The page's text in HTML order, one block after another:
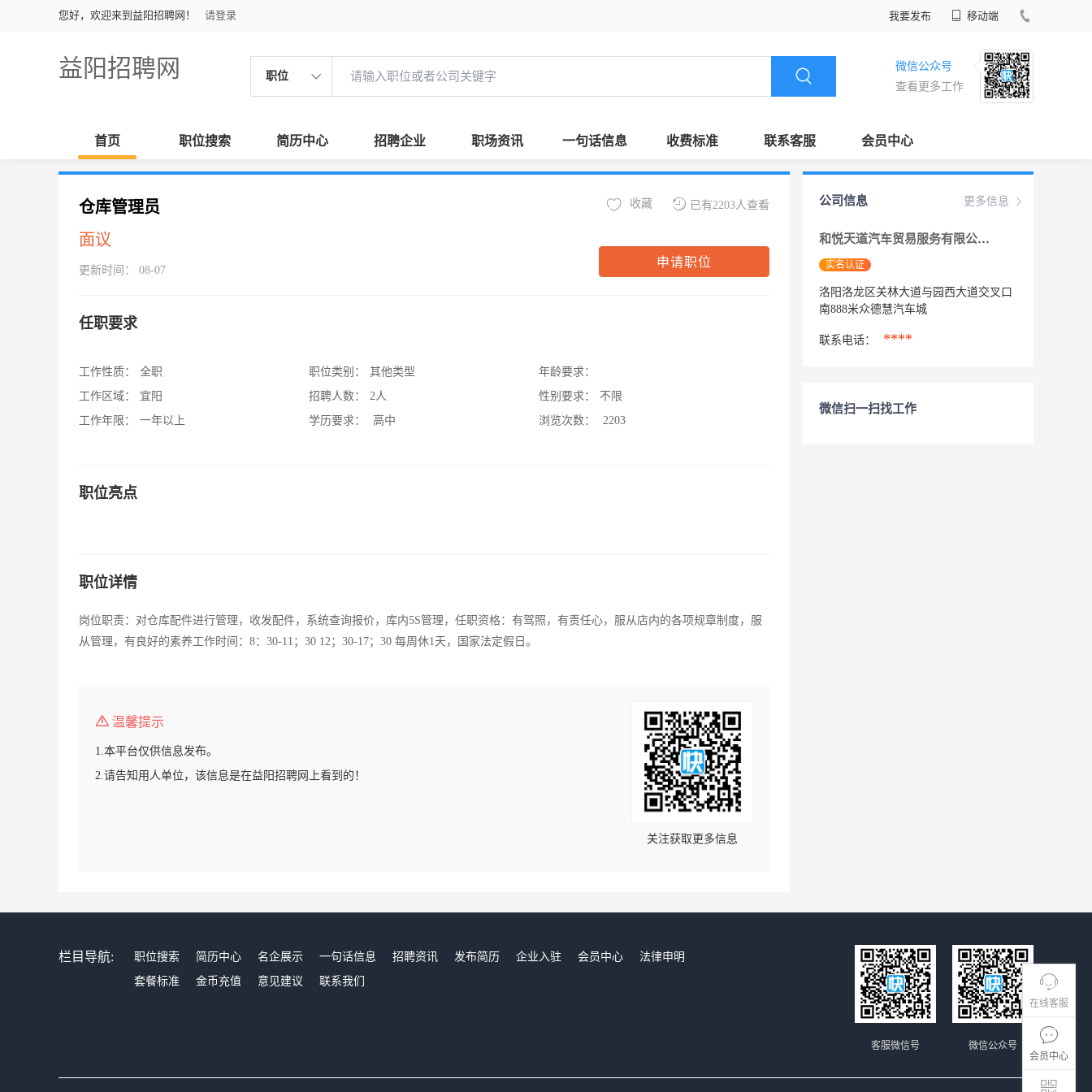
您好，欢迎来到益阳招聘网！ 请登录 我要发布 移动端
益阳招聘网 职位
微信公众号
查看更多工作
首页 职位搜索 简历中心 招聘企业 职场资讯 一句话信息 收费标准 联系客服 会员中心
在线客服
会员中心
仓库管理员
面议
更新时间： 08-07
已有2203人查看
收藏
申请职位
任职要求
工作性质：
全职
工作区域：
宜阳
工作年限：
一年以上
职位类别：
其他类型
招聘人数：
2人
学历要求：
高中
年龄要求：
性别要求：
不限
浏览次数：
2203
职位亮点
职位详情
岗位职责：对仓库配件进行管理，收发配件，系统查询报价，库内5S管理，任职资格：有驾照，有责任心，服从店内的各项规章制度，服
从管理，有良好的素养工作时间：8：30-11；30 12；30-17；30 每周休1天，国家法定假日。
温馨提示
1.本平台仅供信息发布。
2.请告知用人单位，该信息是在益阳招聘网上看到的！
关注获取更多信息
更多信息
公司信息
和悦天道汽车贸易服务有限公司
实名认证
洛阳洛龙区关林大道与园西大道交叉口
南888米众德慧汽车城
联系电话： ****
微信扫一扫找工作
栏目导航: 职位搜索 简历中心 名企展示 一句话信息 招聘资讯 发布简历 企业入驻 会员中心
法律申明
套餐标准
金币充值 意见建议 联系我们
微信公众号
客服微信号